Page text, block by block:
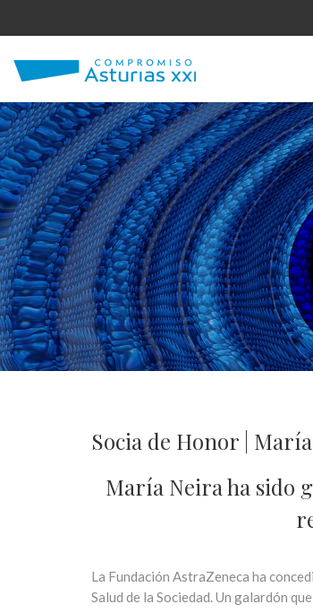
Socia de Honor |
María Neira ha sido
La Fundación AstraZeneca ha
Salud de la Sociedad. Un galardón